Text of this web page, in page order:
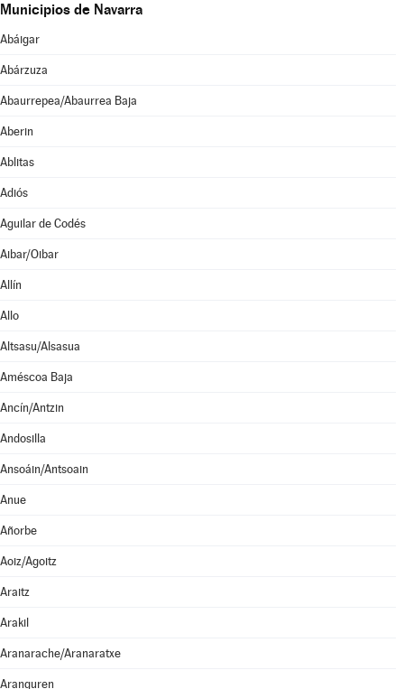
Municipios de Navarra
Abáigar
Abárzuza
Abaurrepea/Abaurrea Baja
Aberin
Ablitas
Adiós
Aguilar de Codés
Aibar/Oibar
Allín
Allo
Altsasu/Alsasua
Améscoa Baja
Ancín/Antzin
Andosilla
Ansoáin/Antsoain
Anue
Añorbe
Aoiz/Agoitz
Araitz
Arakil
Aranarache/Aranaratxe
Aranguren